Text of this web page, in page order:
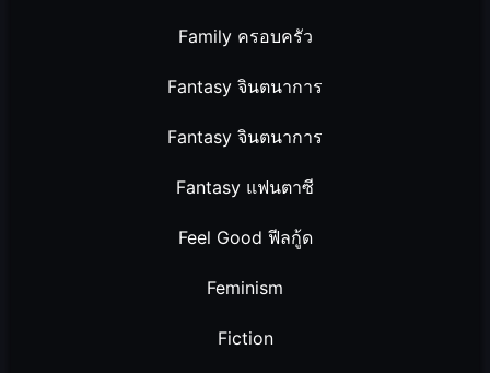
Family ครอบครัว
Fantasy จินตนาการ
Fantasy จินตนาการ
Fantasy แฟนตาซี
Feel Good ฟีลกู้ด
Feminism
Fiction